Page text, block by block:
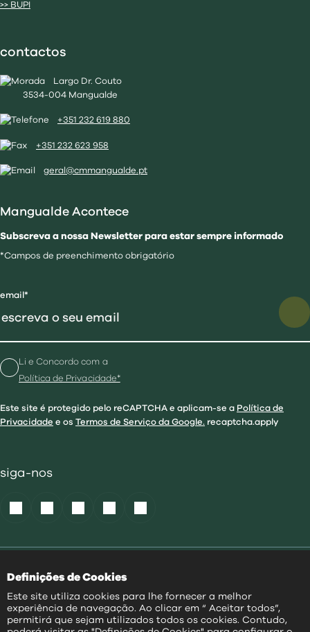
Definições de Cookies
Este site utiliza cookies para lhe fornecer a melhor
experiência de navegação. Ao clicar em “ Aceitar todos”,
permitirá que sejam utilizados todos os cookies. Contudo,
>> BUPI
contactos
Largo Dr. Couto
3534-004 Mangualde
+351 232 619 880
+351 232 623 958
geral@cmmangualde.pt
Mangualde Acontece
Subscreva a nossa Newsletter para estar sempre informado
*Campos de preenchimento obrigatório
email*
Li e Concordo com a
Política de Privacidade*
Este site é protegido pelo reCAPTCHA e aplicam-se a Política de
Privacidade e os Termos de Serviço da Google. recaptcha.apply
siga-nos
Acessibilidade
Política Privacidade
Aviso Transparência
Mapa do Site